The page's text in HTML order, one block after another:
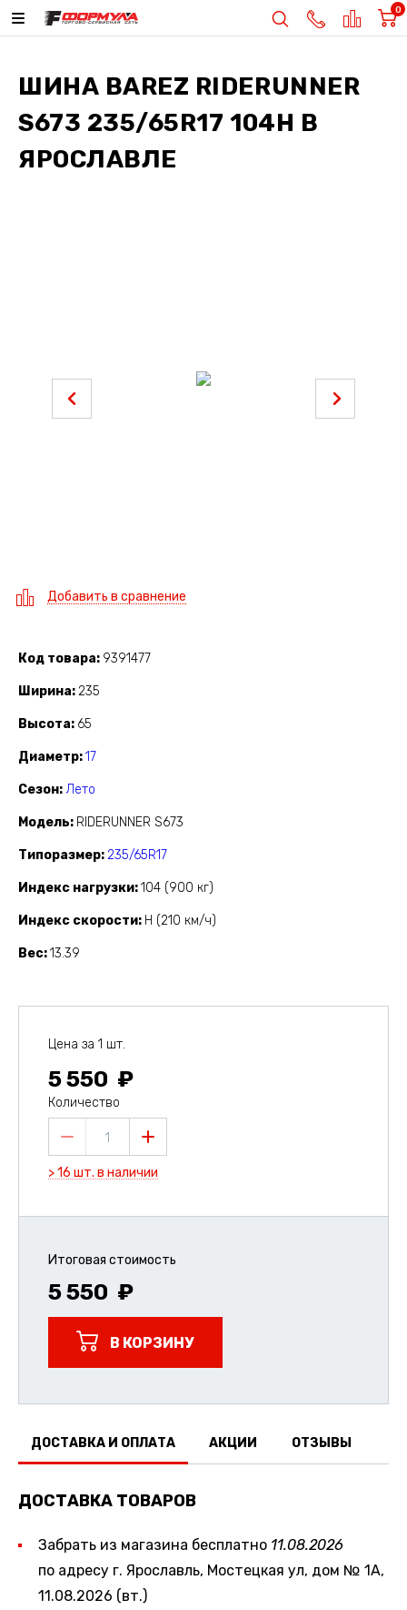
0
ШИНА BAREZ RIDERUNNER
S673 235/65R17 104H В
ЯРОСЛАВЛЕ
Добавить в сравнение
Код товара 9391477
Ширина 235
Высота 65
Диаметр 17
Сезон Лето
Модель RIDERUNNER S673
Типоразмер 235/65R17
Индекс нагрузки 104 (900 кг)
Индекс скорости H (210 км/ч)
Вес 13.39
Цена за 1 шт.
5 550
Количество
1
> 16 шт. в наличии
Итоговая стоимость
5 550
В КОРЗИНУ
ДОСТАВКА И ОПЛАТА АКЦИИ ОТЗЫВЫ
ДОСТАВКА ТОВАРОВ
Забрать из магазина бесплатно 11.08.2026
по адресу г. Ярославль, Мостецкая ул, дом № 1А,
11.08.2026 (вт.)